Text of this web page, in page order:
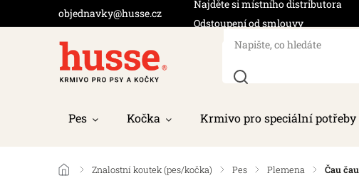
objednavky@husse.cz
Najděte si místního distributora
Odstoupení od smlouvy
Pes Kočka Krmivo pro speciální potřeby
/ Znalostní koutek (pes/kočka) / Pes / Plemena / Čau čau